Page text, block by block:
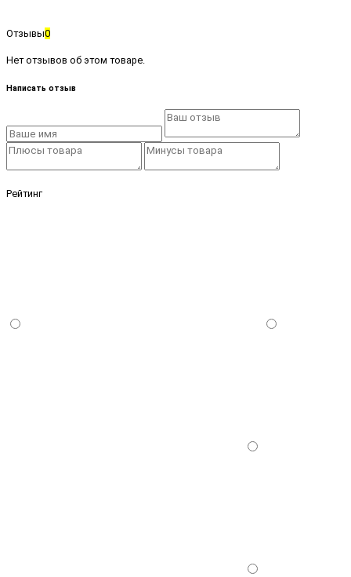
Отзывы0
Нет отзывов об этом товаре.
Написать отзыв
Рейтинг